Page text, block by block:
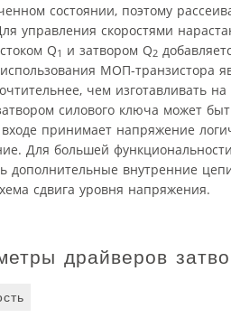
состоянии, поэтому
управления скоростями
Q1 и затвором Q2
МОП-транзистора
чем изготавливать
силового ключа может
принимает напряжение
Для большей
дополнительные внутренние
сдвига уровня напряжения.
драйверов